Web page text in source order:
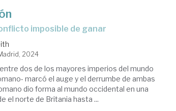
imposible de ganar
2024
dos de los mayores imperios del mundo
marcó el auge y el derrumbe de ambas
dio forma al mundo occidental en una
el norte de Britania hasta ...